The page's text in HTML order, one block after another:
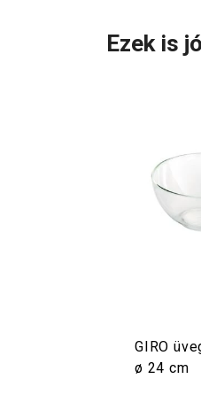
Ezek is
GIRO
ø 24 cm